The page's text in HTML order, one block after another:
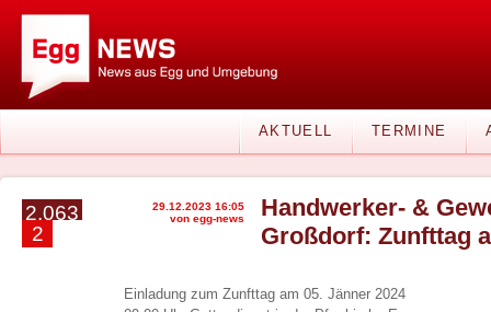
AKTUELL TERMINE
2.063
2
29.12.2023 16:05
von egg-news
Handwerker- &
Großdorf: Zunfttag
Einladung zum Zunfttag am 05. Jänner 2024